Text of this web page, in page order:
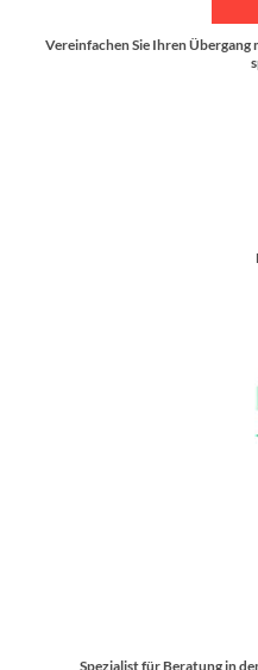
Vereinfachen Sie Ihren Übergang
Spezialist für Beratung in